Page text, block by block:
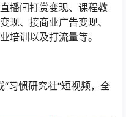
播间打赏变现、课程教
现、接商业广告变现、
培训以及打流量等。
习惯研究社“短视频，全